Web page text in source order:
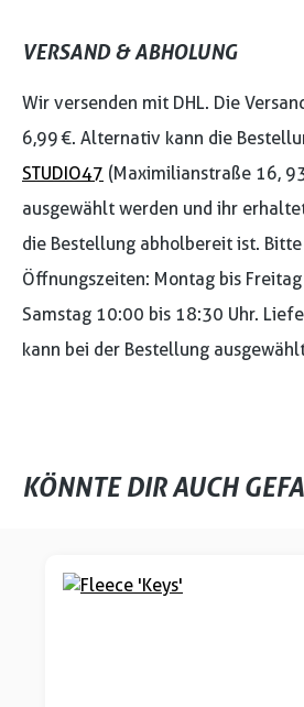
VERSAND & ABHOLUNG
Wir versenden mit DHL. Die
6,99 €. Alternativ kann die
STUDIO47 (Maximilianstraße 16,
ausgewählt werden und ihr
die Bestellung abholbereit ist.
Öffnungszeiten: Montag bis
Samstag 10:00 bis 18:30 Uhr.
kann bei der Bestellung
KÖNNTE DIR AUCH